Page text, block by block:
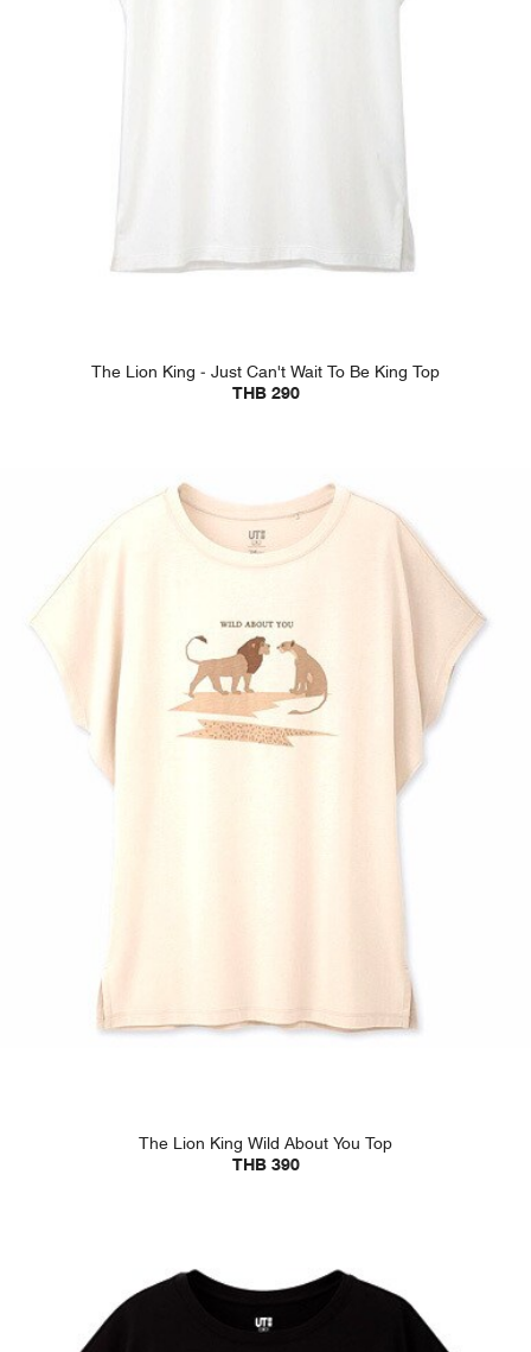
The Lion King - Just Can't Wait To Be King Top
THB 290
The Lion King Wild About You Top
THB 390